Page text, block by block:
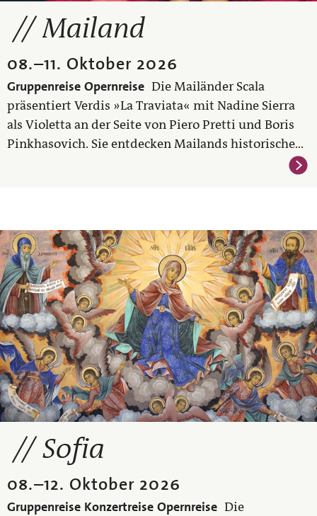
Mailand
08.–11. Oktober 2026
Gruppenreise Opernreise Die Mailänder Scala
präsentiert Verdis »La Traviata« mit Nadine Sierra
als Violetta an der Seite von Piero Pretti und Boris
Pinkhasovich. Sie entdecken Mailands historische...
Sofia
08.–12. Oktober 2026
Gruppenreise Konzertreise Opernreise Die